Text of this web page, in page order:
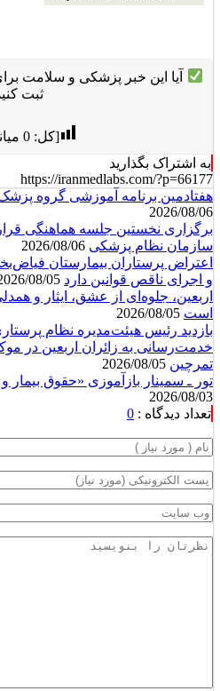
آیا این خبر پزشکی و سلامت
ثبت
[کل:0
به اشتراک بگذارید
https://iranmedlabs.com/?p=66177
هفتادمین برنامه آموزشی گروه
2026/08/06
برگزاری نخستین جلسه هماهنگی
سازمان نظام پزشکی
اعتراض پرستاران بیمارستان
و اجرای ناقص قوانین دارد
اربعین، جلوه‌ای از عشق، ایثار و
است
بازدید رئیس هیئت‌مدیره نظام
خدمت‌رسانی به زائران اربعین در
تمرچین
تور ـ سمینار بازآموزی «حقوق بیمار
2026/08/03
تعداد دیدگاه : 0